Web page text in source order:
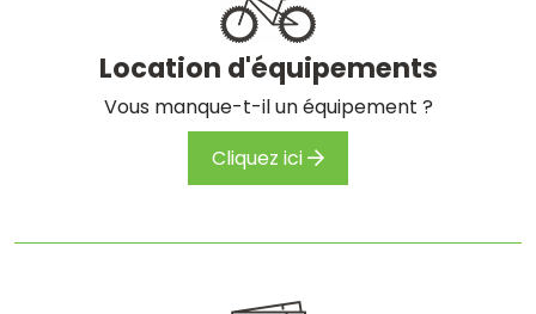
Location d'équipements
Vous manque-t-il un équipement ?
Cliquez ici